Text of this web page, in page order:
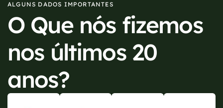
ALGUNS DADOS IMPORTANTES
O Que nós fizemos
nos últimos 20
anos?